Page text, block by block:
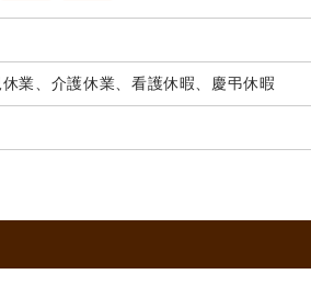
業、介護休業、看護休暇、慶弔休暇